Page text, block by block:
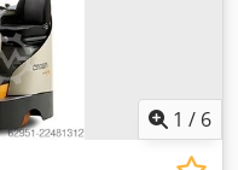
1 / 6